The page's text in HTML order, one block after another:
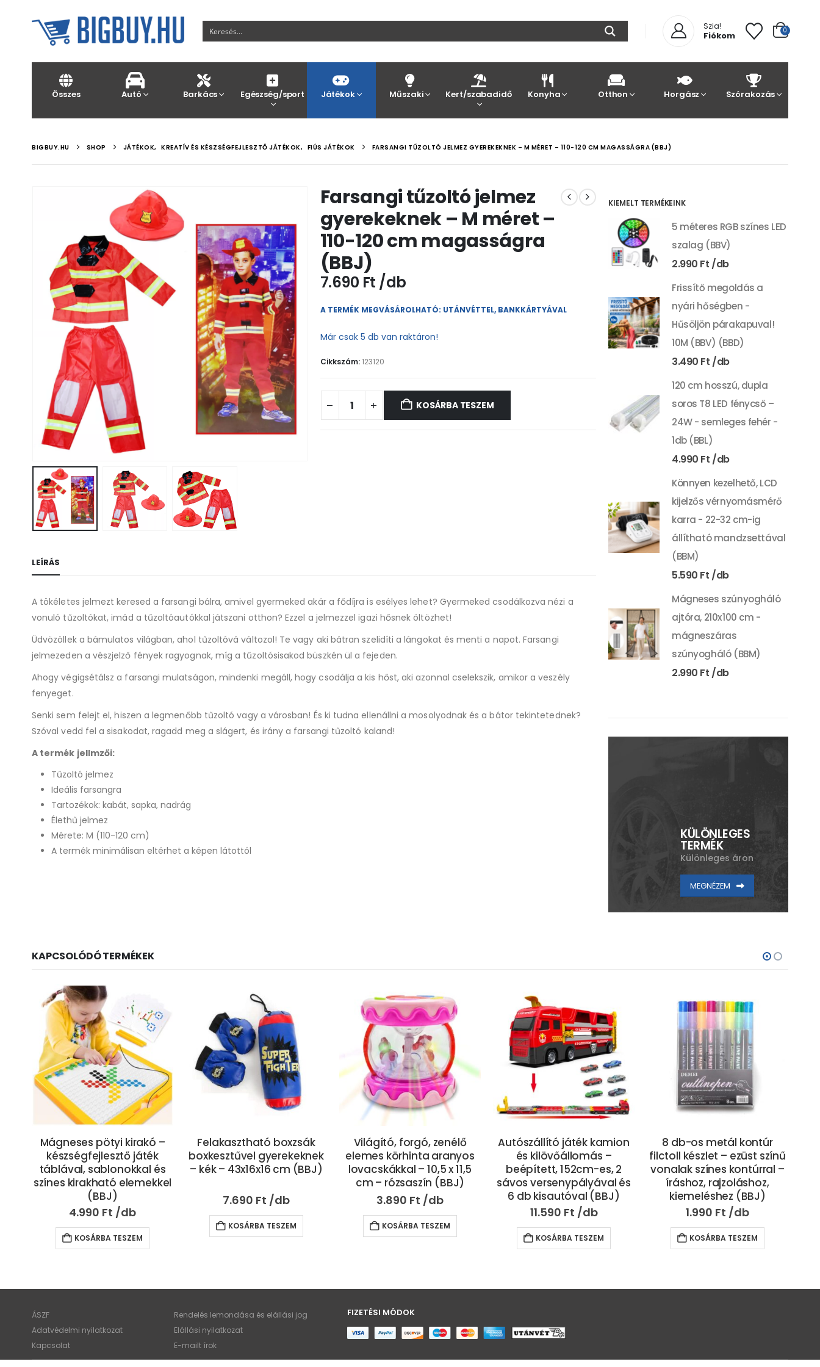
Szia!
Fiókom 0
Összes Autó Barkács Egészség/sport Játékok Műszaki Kert/szabadidő Konyha Otthon Horgász Szórakozás
BIGBUY.HU SHOP JÁTÉKOK, KREATÍV ÉS KÉSZSÉGFEJLESZTŐ JÁTÉKOK, FIÚS JÁTÉKOK FARSANGI TŰZOLTÓ JELMEZ GYEREKEKNEK – M MÉRET – 110-120 CM MAGASSÁGRA (BBJ)
Farsangi tűzoltó jelmez
gyerekeknek – M méret –
110-120 cm magasságra
(BBJ)
7.690 Ft
A TERMÉK MEGVÁSÁROLHATÓ: UTÁNVÉTTEL, BANKKÁRTYÁVAL
Már csak 5 db van raktáron!
Cikkszám:123120
KOSÁRBA TESZEM
LEÍRÁS
A tökéletes jelmezt keresed a farsangi bálra, amivel gyermeked akár a fődíjra is esélyes lehet? Gyermeked csodálkozva nézi a
vonuló tűzoltókat, imád a tűzoltóautókkal játszani otthon? Ezzel a jelmezzel igazi hősnek öltözhet!
Üdvözöllek a bámulatos világban, ahol tűzoltóvá változol! Te vagy aki bátran szelidíti a lángokat és menti a napot. Farsangi
jelmezeden a vészjelző fények ragyognak, míg a tűzoltósisakod büszkén ül a fejeden.
Ahogy végigsétálsz a farsangi mulatságon, mindenki megáll, hogy csodálja a kis hőst, aki azonnal cselekszik, amikor a veszély
fenyeget.
Senki sem felejt el, hiszen a legmenőbb tűzoltó vagy a városban! És ki tudna ellenállni a mosolyodnak és a bátor tekintetednek?
Szóval vedd fel a sisakodat, ragadd meg a slágert, és irány a farsangi tűzoltó kaland!
A termék jellmzői:
Tűzoltó jelmez
Ideális farsangra
Tartozékok: kabát, sapka, nadrág
Élethű jelmez
Mérete: M (110-120 cm)
A termék minimálisan eltérhet a képen látottól
KIEMELT TERMÉKEINK
5 méteres RGB színes LED
szalag (BBV)
2.990 Ft
Frissítő megoldás a
nyári hőségben -
Hűsöljön párakapuval!
10M (BBV) (BBD)
3.490 Ft
120 cm hosszú, dupla
soros T8 LED fénycső –
24W - semleges fehér -
1db (BBL)
4.990 Ft
Könnyen kezelhető, LCD
kijelzős vérnyomásmérő
karra - 22-32 cm-ig
állítható mandzsettával
(BBM)
5.590 Ft
Mágneses szúnyogháló
ajtóra, 210x100 cm -
mágneszáras
szúnyogháló (BBM)
2.990 Ft
KÜLÖNLEGES
TERMÉK
Különleges áron
MEGNÉZEM
KAPCSOLÓDÓ TERMÉKEK
Mágneses pötyi kirakó –
készségfejlesztő játék
táblával, sablonokkal és
színes kirakható elemekkel
(BBJ)
4.990 Ft
KOSÁRBA TESZEM
Felakasztható boxzsák
boxkesztűvel gyerekeknek
– kék – 43x16x16 cm (BBJ)
7.690 Ft
KOSÁRBA TESZEM
Világító, forgó, zenélő
elemes körhinta aranyos
lovacskákkal – 10,5 x 11,5
cm – rózsaszín (BBJ)
3.890 Ft
KOSÁRBA TESZEM
Autószállító játék kamion
és kilövőállomás –
beépített, 152cm-es, 2
sávos versenypályával és
6 db kisautóval (BBJ)
11.590 Ft
KOSÁRBA TESZEM
8 db-os metál kontúr
filctoll készlet – ezüst színű
vonalak színes kontúrral –
íráshoz, rajzoláshoz,
kiemeléshez (BBJ)
1.990 Ft
KOSÁRBA TESZEM
ÁSZF
Rendelés lemondása és elállási jog
Adatvédelmi nyilatkozat
Elállási nyilatkozat
Kapcsolat
E-mailt írok
FIZETÉSI MÓDOK